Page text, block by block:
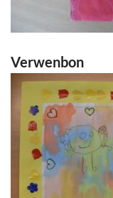
Verwenbon